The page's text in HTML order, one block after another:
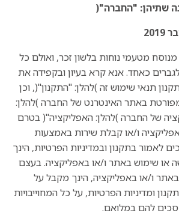
שתיהן: "החברה"(
מטעמי נוחות בלשון זכר, ואולם כל
כאחד. אנא קרא בעיון ובקפידה את
תנאי שימוש זה )להלן: "התקנון"(, וכן
באתר האינטרנט של החברה )להלן:
של החברה )להלן: האפליקציה"( בטרם
ו/או קבלת שירות באמצעות
לאמור בתקנון ובמדיניות הפרטיות, הינך
או שימוש באתר ו/או באפליקציה. בעצם
ו/או באפליקציה, הינך מקבל על
ומדיניות הפרטיות, על כל המחוייבויות
להם במלואם.